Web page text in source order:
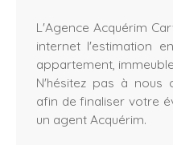
L'Agence Acquérim
internet l'estimation
appartement,
N'hésitez pas à nous
afin de finaliser votre
un agent Acquérim.